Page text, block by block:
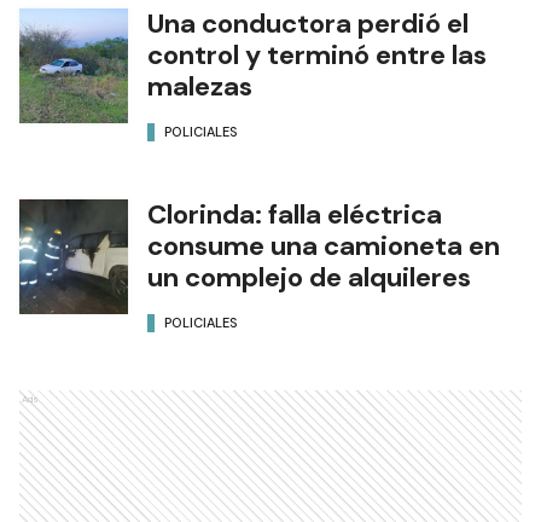
Una conductora perdió el
control y terminó entre las
malezas
POLICIALES
Clorinda: falla eléctrica
consume una camioneta en
un complejo de alquileres
POLICIALES
Ads